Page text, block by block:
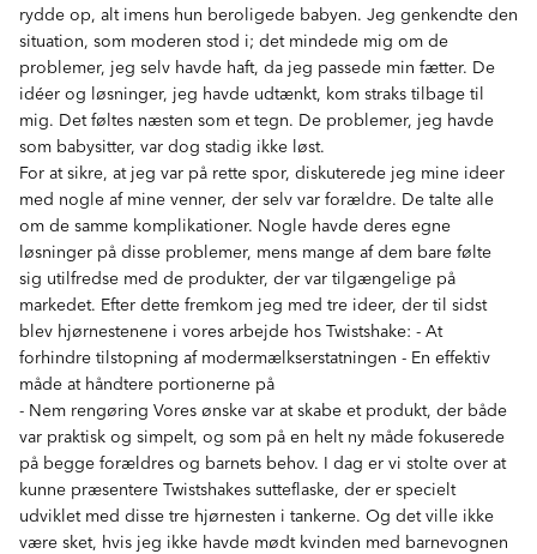
rydde op, alt imens hun beroligede babyen. Jeg genkendte den
situation, som moderen stod i; det mindede mig om de
problemer, jeg selv havde haft, da jeg passede min fætter. De
idéer og løsninger, jeg havde udtænkt, kom straks tilbage til
mig. Det føltes næsten som et tegn. De problemer, jeg havde
som babysitter, var dog stadig ikke løst.
For at sikre, at jeg var på rette spor, diskuterede jeg mine ideer
med nogle af mine venner, der selv var forældre. De talte alle
om de samme komplikationer. Nogle havde deres egne
løsninger på disse problemer, mens mange af dem bare følte
sig utilfredse med de produkter, der var tilgængelige på
markedet. Efter dette fremkom jeg med tre ideer, der til sidst
blev hjørnestenene i vores arbejde hos Twistshake: - At
forhindre tilstopning af modermælkserstatningen - En effektiv
måde at håndtere portionerne på
- Nem rengøring Vores ønske var at skabe et produkt, der både
var praktisk og simpelt, og som på en helt ny måde fokuserede
på begge forældres og barnets behov. I dag er vi stolte over at
kunne præsentere Twistshakes sutteflaske, der er specielt
udviklet med disse tre hjørnesten i tankerne. Og det ville ikke
være sket, hvis jeg ikke havde mødt kvinden med barnevognen